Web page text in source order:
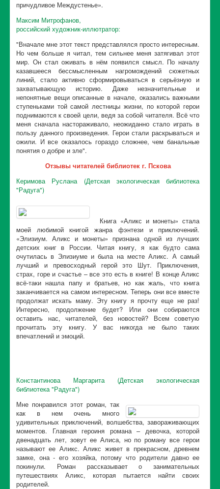
причудливое Междустенье».
Максим Митрофанов,
российский художник-иллютратор:
"Вначале мне этот текст представлялся просто интересным.
Но чем больше я читал, тем сильнее меня затягивал этот
мир. Он стал оживать в нём появился смысл. По началу
казавшееся бессмысленным нагромождений сюжетных
линий, стало активно сформировываться в серьёзную и
захватывающую историю. Даже незначительные и
непонятные вещи описанные в начале, оказались важными
ступеньками той самой лестницы жизни, по которой герои
поднимаются к своей цели, ведя за собой читателя. Всё что
меня сначала настораживало, неожиданно стало играть в
пользу данного произведения. Герои стали раскрываться и
ожили. И все оказалось гораздо сложнее, чем банальные
понятия о добре и зле".
Отзывы читателей библиотек г. Пскова
Керимова Руслана (Детская экологическая библиотека
"Радуга")
Книга «Аликс и монеты» стала
моей любимой книгой жанра фэнтези и приключений.
«Элизиум. Аликс и монеты» признана одной из лучших
детских книг в России. Читая книгу, я как будто сама
очутилась в Элизиуме и была на месте Аликс. А самый
лучший и превосходный герой это Шут. Приключения,
страх, горе и счастье – все это есть в книге! В конце Аликс
всё-таки нашла папу и братьев, но как жаль, что книга
заканчивается на самом интересном. Теперь они все вместе
продолжат искать маму. Эту книгу я прочту еще не раз!
Интересно, продолжение будет? Или они собираются
оставить нас, читателей, без новостей? Всем советую
прочитать эту книгу. У вас никогда не было таких
впечатлений и эмоций.
Константинова Маргарита (Детская экологическая
библиотека "Радуга")
Мне понравился этот роман, так
как в нем очень много
удивительных приключений, волшебства, завораживающих
моментов. Главная героиня романа – девочка, которой
двенадцать лет, зовут ее Алиса, но по роману все герои
называют ее Аликс. Аликс живет в прекрасном, древнем
замке, она - его хозяйка, потому что родители давно ее
покинули. Роман рассказывает о занимательных
путешествиях Аликс, которая пытается найти своих
родителей.